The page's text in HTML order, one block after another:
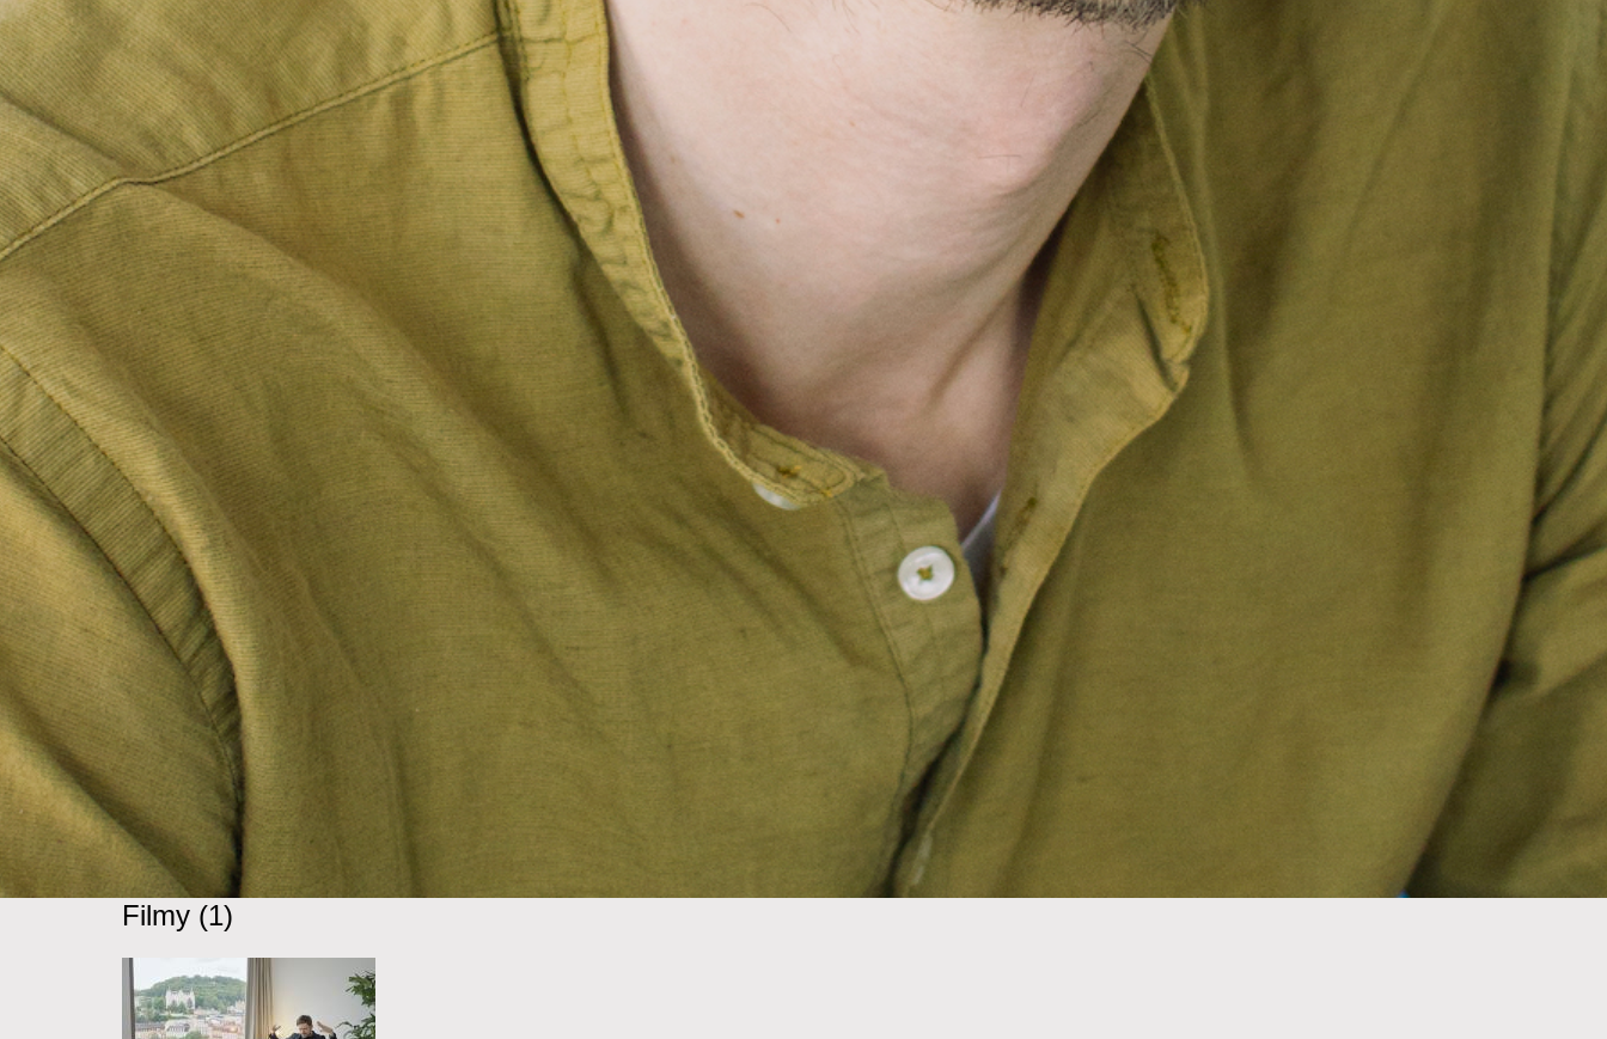
Filmy (1)